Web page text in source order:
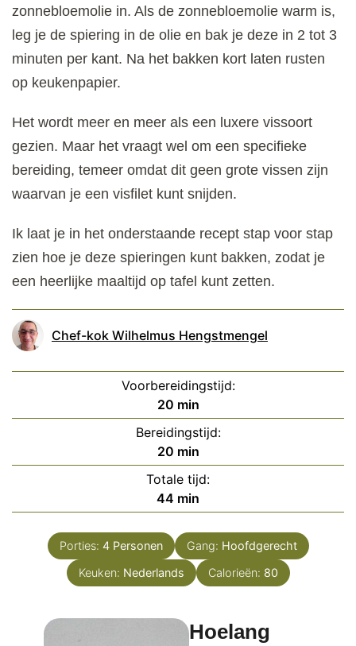
zonnebloemolie in. Als de zonnebloemolie warm is,
leg je de spiering in de olie en bak je deze in 2 tot 3
minuten per kant. Na het bakken kort laten rusten
op keukenpapier.
Het wordt meer en meer als een luxere vissoort
gezien. Maar het vraagt wel om een specifieke
bereiding, temeer omdat dit geen grote vissen zijn
waarvan je een visfilet kunt snijden.
Ik laat je in het onderstaande recept stap voor stap
zien hoe je deze spieringen kunt bakken, zodat je
een heerlijke maaltijd op tafel kunt zetten.
Chef-kok Wilhelmus Hengstmengel
Voorbereidingstijd:
20minuten
min
Bereidingstijd:
20minuten
min
Totale tijd:
44 minuten
min
Porties: 4 Personen Gang: Hoofdgerecht
Keuken: Nederlands Calorieën: 80
Hoelang